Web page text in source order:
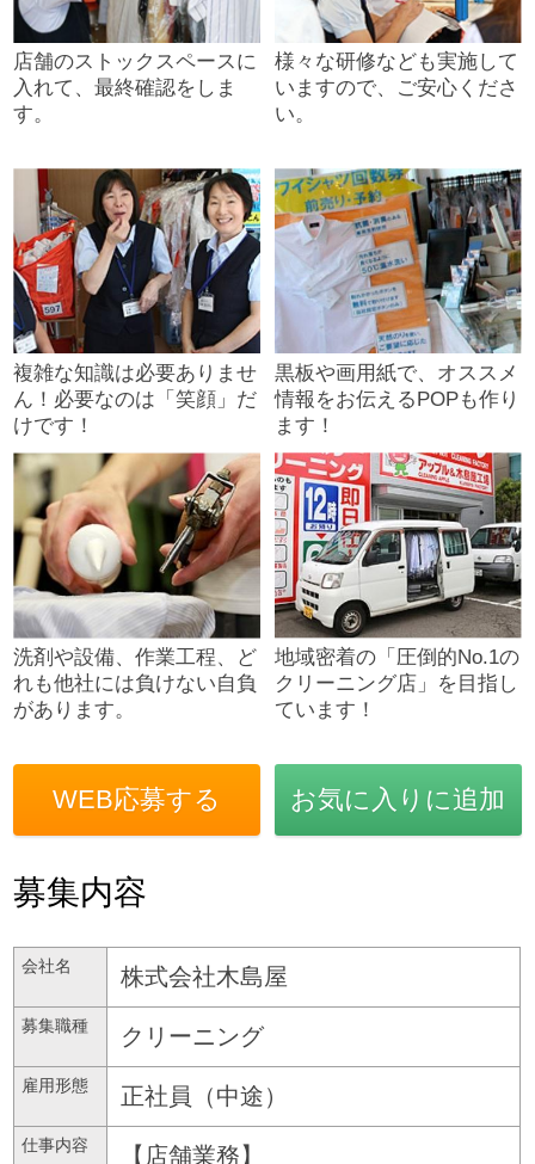
店舗のストックスペースに
入れて、最終確認をしま
す。
様々な研修なども実施して
いますので、ご安心くださ
い。
複雑な知識は必要ありませ
ん！必要なのは「笑顔」だ
けです！
黒板や画用紙で、オススメ
情報をお伝えるPOPも作り
ます！
洗剤や設備、作業工程、ど
れも他社には負けない自負
があります。
地域密着の「圧倒的No.1の
クリーニング店」を目指し
ています！
WEB応募する お気に入りに追加
募集内容
会社名 株式会社木島屋
募集職種 クリーニング
雇用形態 正社員（中途）
仕事内容 【店舗業務】